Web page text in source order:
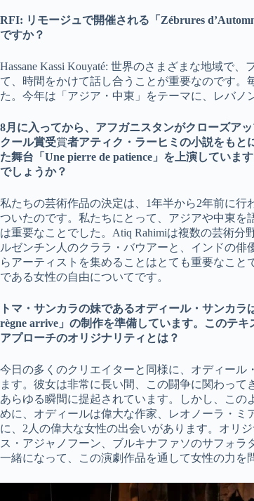
RFI: リモージュで開催される「Zébrures
ですか？
Hassane Kassi Kouyaté: 世界のさまざまな地域で
て、時間をかけて話し合うことが重要なのです
た。今年は「アジア・中東」をテーマに、レバ
8月に入ってから、アフガニスタンがクローズア
クール賞受賞者アティク・ラーヒミの小説をもと
た舞台「Une pierre de patience」を上演していま
でしょうか？
私たちの芸術作品の決定は、1年半から2年前に
ついたのです。私たちにとって、アジアや中東を
は重要なことでした。Atiq Rahimiは複数の芸術
ルゼンチン人のクララ・バウアーと、インドの
らアーティストを集めることはとても重要なこと
である女性の自由についてです。
トマ・サンカラの妹であるオディール・サンカ
règne arrive」の制作を準備しています。このテ
アプローチのオリジナリティとは？
今日の多くのクリエイターと同様に、オディー
ます。彼女は非常に長い間、この闘争に関わっ
あらゆる瞬間に提起されています。しかし、こ
めに、オディールは偉大な作家、レオノーラ・
に、2人の偉大な女性の出会いがあります。オリ
ス・アジャノフーン、ブルキナファソのサフォラ
一緒になって、この演劇作品を通して女性の力を